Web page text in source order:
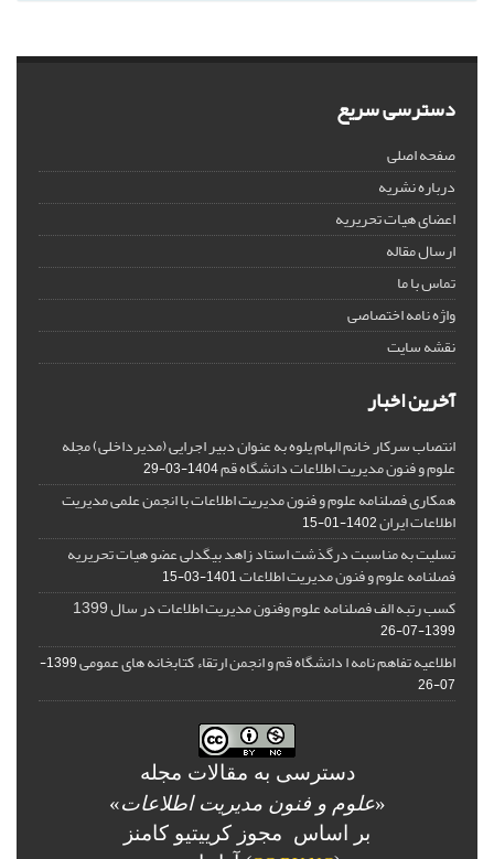
دسترسی سریع
صفحه اصلی
درباره نشریه
اعضای هیات تحریریه
ارسال مقاله
تماس با ما
واژه نامه اختصاصی
نقشه سایت
آخرین اخبار
انتصاب سرکار خانم الهام یلوه به عنوان دبیر اجرایی (مدیرداخلی) مجله
علوم و فنون مدیریت اطلاعات دانشگاه قم1404-03-29
همکاری فصلنامه علوم و فنون مدیریت اطلاعات با انجمن علمی مدیریت
اطلاعات ایران1402-01-15
تسلیت به مناسبت درگذشت استاد زاهد بیگدلی عضو هیات تحریریه
فصلنامه علوم و فنون مدیریت اطلاعات1401-03-15
کسب رتبه الف فصلنامه علوم وفنون مدیریت اطلاعات در سال 1399
1399-07-26
اطلاعیه تفاهم نامه ا دانشگاه قم و انجمن ارتقاء کتابخانه های عمومی
1399-
07-26
دسترسی به مقالات مجله
«علوم و فنون مدیریت اطلاعات»
بر اساس مجوز کرییتیو کامنز